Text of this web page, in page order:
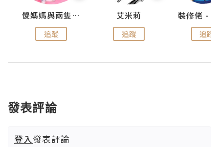
儍媽媽與兩隻小魔怪之家
追蹤
艾米莉
追蹤 追蹤
發表評論
登入發表評論